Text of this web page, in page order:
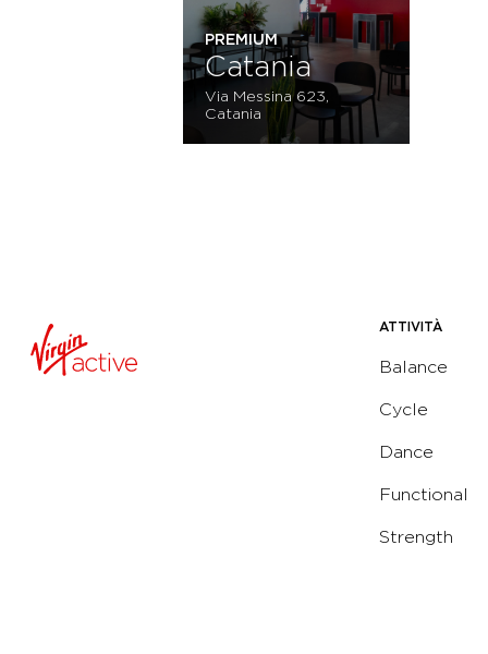
PREMIUM
Catania
Via Messina 623,
Catania
ATTIVITÀ
Balance
Cycle
Dance
Functional
Strength